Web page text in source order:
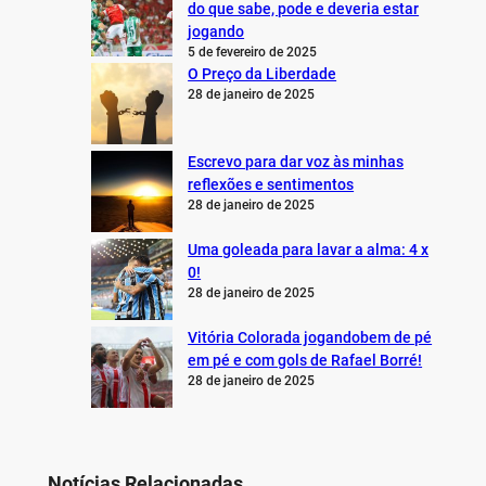
do que sabe, pode e deveria estar
jogando
5 de fevereiro de 2025
O Preço da Liberdade
28 de janeiro de 2025
Escrevo para dar voz às minhas
reflexões e sentimentos
28 de janeiro de 2025
Uma goleada para lavar a alma: 4 x
0!
28 de janeiro de 2025
Vitória Colorada jogandobem de pé
em pé e com gols de Rafael Borré!
28 de janeiro de 2025